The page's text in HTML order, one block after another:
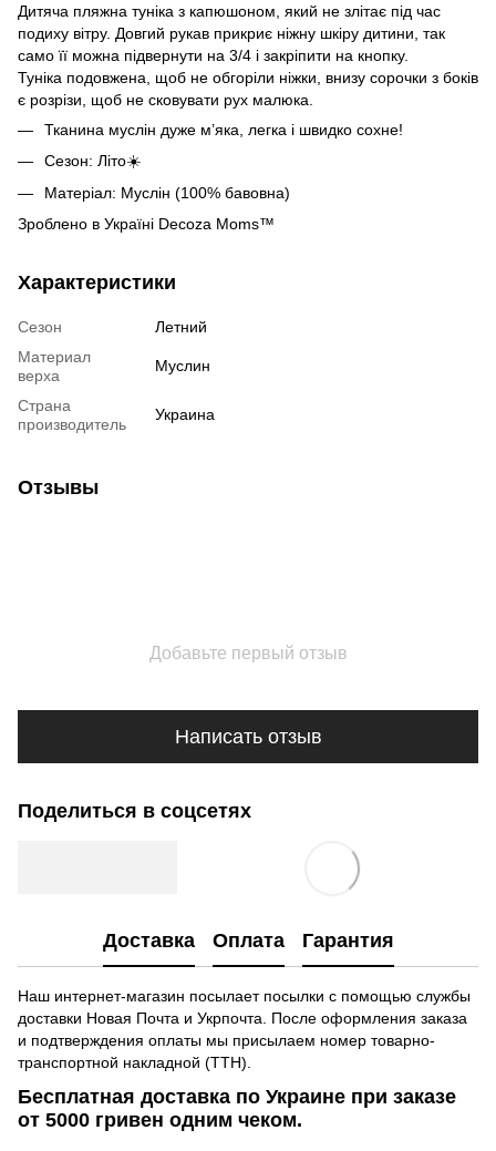
Дитяча пляжна туніка з капюшоном, який не злітає під час
подиху вітру. Довгий рукав прикриє ніжну шкіру дитини, так
само її можна підвернути на 3/4 і закріпити на кнопку.
Туніка подовжена, щоб не обгоріли ніжки, внизу сорочки з боків
є розрізи, щоб не сковувати рух малюка.
Тканина муслін дуже м’яка, легка і швидко сохне!
Сезон: Літо☀️
Матеріал: Муслін (100% бавовна)
Зроблено в Україні Decoza Moms™
Характеристики
Сезон
Летний
Материал
верха
Муслин
Страна
производитель
Украина
Отзывы
Добавьте первый отзыв
Написать отзыв
Поделиться в соцсетях
Доставка Оплата Гарантия
Наш интернет-магазин посылает посылки с помощью службы
доставки Новая Почта и Укрпочта. После оформления заказа
и подтверждения оплаты мы присылаем номер товарно-
транспортной накладной (ТТН).
Бесплатная доставка по Украине при заказе
от 5000 гривен одним чеком.